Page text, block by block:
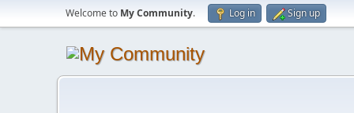
Welcome to My Community. Log in Sign up